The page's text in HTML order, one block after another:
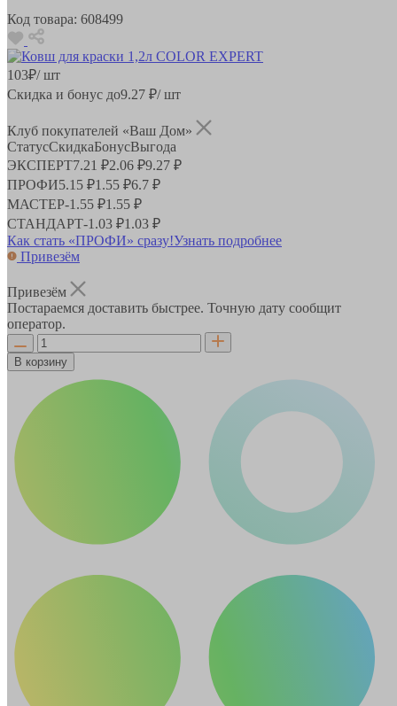
Код товара: 608499
103₽/ шт
Скидка и бонус до9.27 ₽/ шт
Клуб покупателей «Ваш Дом»
СтатусСкидкаБонусВыгода
ЭКСПЕРТ7.21 ₽2.06 ₽9.27 ₽
ПРОФИ5.15 ₽1.55 ₽6.7 ₽
МАСТЕР-1.55 ₽1.55 ₽
СТАНДАРТ-1.03 ₽1.03 ₽
Как стать «ПРОФИ» сразу!Узнать подробнее
Привезём
Привезём
Постараемся доставить быстрее. Точную дату сообщит
оператор.
В корзину